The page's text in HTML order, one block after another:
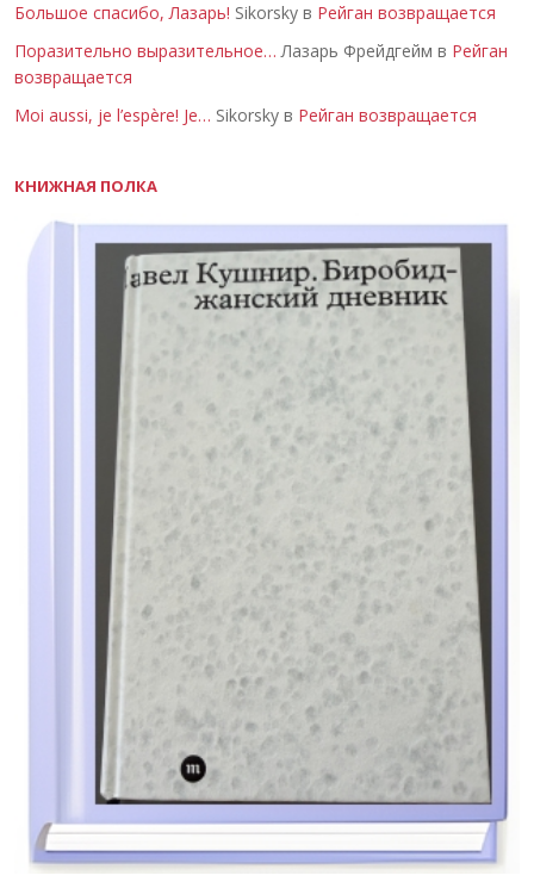
Большое спасибо, Лазарь! Sikorsky в Рейган возвращается
Поразительно выразительное… Лазарь Фрейдгейм в Рейган
возвращается
Moi aussi, je l’espère! Je… Sikorsky в Рейган возвращается
КНИЖНАЯ ПОЛКА